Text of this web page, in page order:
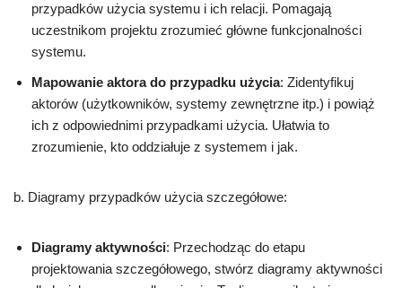
przypadków użycia systemu i ich relacji. Pomagają
uczestnikom projektu zrozumieć główne funkcjonalności
systemu.
Mapowanie aktora do przypadku użycia: Zidentyfikuj
aktorów (użytkowników, systemy zewnętrzne itp.) i powiąż
ich z odpowiednimi przypadkami użycia. Ułatwia to
zrozumienie, kto oddziałuje z systemem i jak.
b. Diagramy przypadków użycia szczegółowe:
Diagramy aktywności: Przechodząc do etapu
projektowania szczegółowego, stwórz diagramy aktywności